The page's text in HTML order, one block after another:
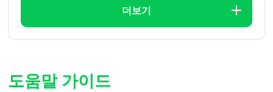
더보기
도움말 가이드